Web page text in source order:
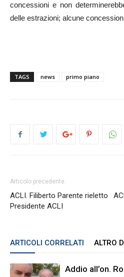
concessioni e non
delle estrazioni; alcune
TAGS news primo piano
Articolo precedente
ACLI. Filiberto Parente rieletto
Presidente ACLI
ARTICOLI CORRELATI ALTRO
Addio all’on.